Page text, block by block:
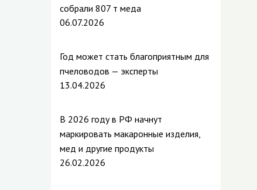
собрали 807 т меда
06.07.2026
Год может стать благоприятным для
пчеловодов — эксперты
13.04.2026
В 2026 году в РФ начнут
маркировать макаронные изделия,
мед и другие продукты
26.02.2026